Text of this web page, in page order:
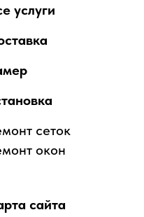
услуги
сеток
окон
сайта